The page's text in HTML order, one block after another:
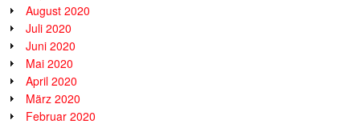
August 2020
Juli 2020
Juni 2020
Mai 2020
April 2020
März 2020
Februar 2020